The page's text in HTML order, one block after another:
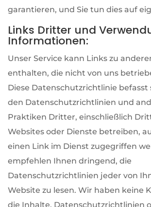
garantieren, und Sie tun dies auf
Links Dritter und
Informationen:
Unser Service kann Links zu
enthalten, die nicht von uns
Diese Datenschutzrichtlinie
den Datenschutzrichtlinien und
Praktiken Dritter, einschließlich
Websites oder Dienste betreiben,
einen Link im Dienst zugegriffen
empfehlen Ihnen dringend, die
Datenschutzrichtlinien jeder von
Website zu lesen. Wir haben keine
die Inhalte, Datenschutzrichtlinien